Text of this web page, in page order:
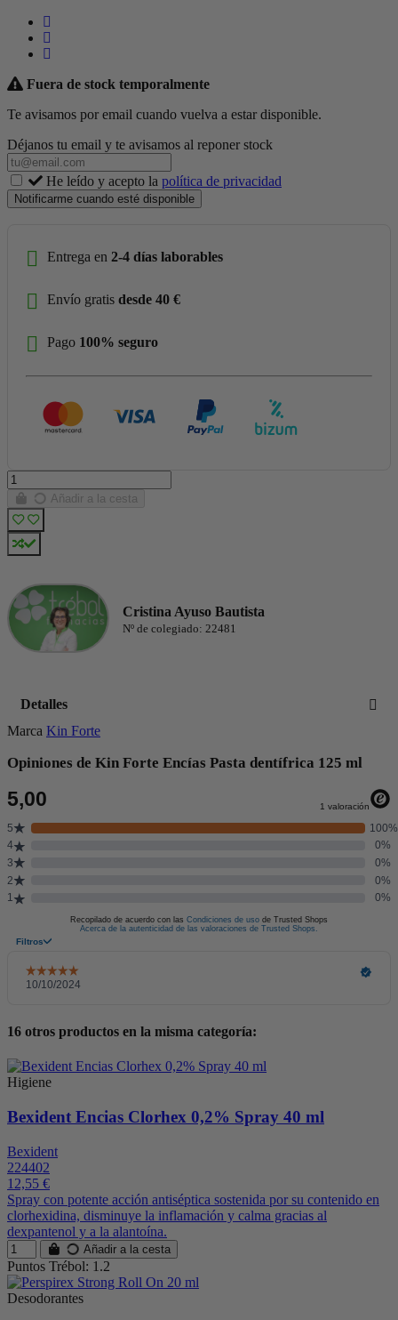
Fuera de stock temporalmente
Te avisamos por email cuando vuelva a estar disponible.
Déjanos tu email y te avisamos al reponer stock
He leído y acepto la política de privacidad
Notificarme cuando esté disponible
Entrega en 2-4 días laborables
Envío gratis desde 40 €
Pago 100% seguro
Añadir a la cesta
Cristina Ayuso Bautista
Nº de colegiado: 22481
Detalles
Marca Kin Forte
Opiniones de Kin Forte Encías Pasta dentífrica 125 ml
16 otros productos en la misma categoría:
Higiene
Bexident Encias Clorhex 0,2% Spray 40 ml
Bexident
224402
12,55 €
Spray con potente acción antiséptica sostenida por su contenido en
clorhexidina, disminuye la inflamación y calma gracias al
dexpantenol y a la alantoína.
Añadir a la cesta
Puntos Trébol: 1.2
Desodorantes